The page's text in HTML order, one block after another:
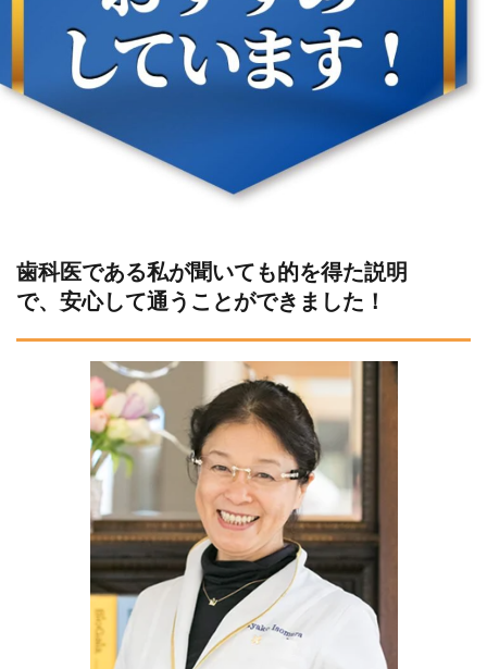
歯科医である私が聞いても的を得た説明
で、安心して通うことができました！